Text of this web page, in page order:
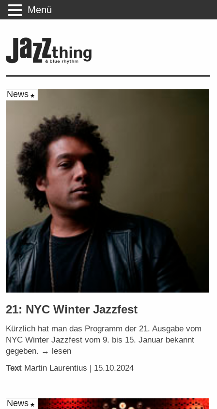
News
21: NYC Winter Jazzfest
Kürzlich hat man das Programm der 21. Ausgabe vom
NYC Winter Jazzfest vom 9. bis 15. Januar bekannt
gegeben. → lesen
Text Martin Laurentius | 15.10.2024
News
Menü